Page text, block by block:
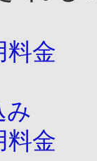
料金
み
料金